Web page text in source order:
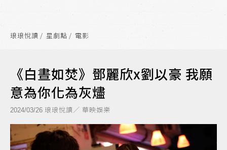
琅琅悅讀 星劇點 電影
《白晝如焚》鄧麗欣x劉以豪 我願
意為你化為灰燼
2024/03/26 琅琅悅讀／ 華映娛樂